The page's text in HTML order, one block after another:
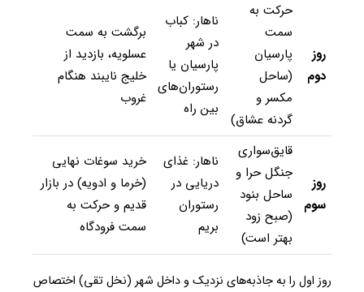
روز
دوم
حرکت به
سمت
پارسیان
(ساحل
مکسر و
گردنه عشاق)
ناهار: کباب
در شهر
پارسیان یا
رستوران‌های
بین راه
برگشت به سمت
عسلویه، بازدید از
خلیج نایبند هنگام
غروب
روز
سوم
قایق‌سواری
جنگل حرا و
ساحل بنود
(صبح زود
بهتر است)
ناهار: غذای
دریایی در
رستوران
بریم
خرید سوغات نهایی
(خرما و ادویه) در بازار
قدیم و حرکت به
سمت فرودگاه
روز اول را به جاذبه‌های نزدیک و داخل شهر (نخل تقی) اختصاص